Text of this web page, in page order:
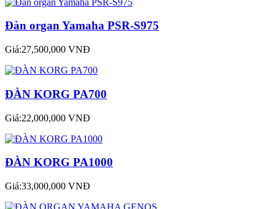
Đàn organ Yamaha PSR-S975
Giá:27,500,000 VNĐ
ĐÀN KORG PA700
Giá:22,000,000 VNĐ
ĐÀN KORG PA1000
Giá:33,000,000 VNĐ